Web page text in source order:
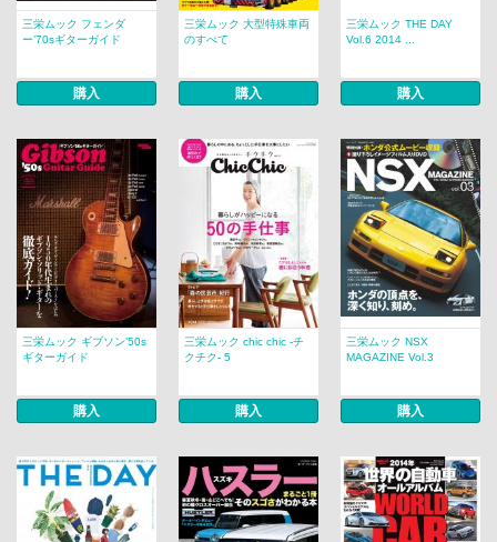
三栄ムック フェンダ
ー’70sギターガイド
購入
三栄ムック 大型特殊車両
のすべて
購入
三栄ムック THE DAY
Vol.6 2014 ...
購入
三栄ムック ギブソン’50s
ギターガイド
購入
三栄ムック chic chic -チ
クチク- 5
購入
三栄ムック NSX
MAGAZINE Vol.3
購入